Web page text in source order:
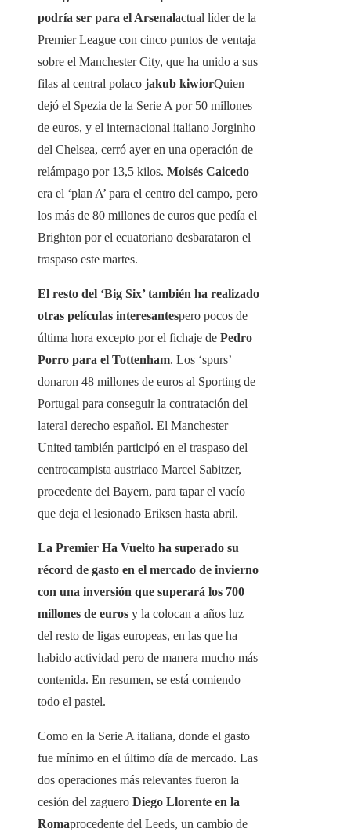
podría ser para el Arsenalactual líder de la
Premier League con cinco puntos de ventaja
sobre el Manchester City, que ha unido a sus
filas al central polaco jakub kiwiorQuien
dejó el Spezia de la Serie A por 50 millones
de euros, y el internacional italiano Jorginho
del Chelsea, cerró ayer en una operación de
relámpago por 13,5 kilos. Moisés Caicedo
era el ‘plan A’ para el centro del campo, pero
los más de 80 millones de euros que pedía el
Brighton por el ecuatoriano desbarataron el
traspaso este martes.
El resto del ‘Big Six’ también ha realizado
otras películas interesantespero pocos de
última hora excepto por el fichaje de Pedro
Porro para el Tottenham. Los ‘spurs’
donaron 48 millones de euros al Sporting de
Portugal para conseguir la contratación del
lateral derecho español. El Manchester
United también participó en el traspaso del
centrocampista austriaco Marcel Sabitzer,
procedente del Bayern, para tapar el vacío
que deja el lesionado Eriksen hasta abril.
La Premier Ha Vuelto ha superado su
récord de gasto en el mercado de invierno
con una inversión que superará los 700
millones de euros y la colocan a años luz
del resto de ligas europeas, en las que ha
habido actividad pero de manera mucho más
contenida. En resumen, se está comiendo
todo el pastel.
Como en la Serie A italiana, donde el gasto
fue mínimo en el último día de mercado. Las
dos operaciones más relevantes fueron la
cesión del zaguero Diego Llorente en la
Romaprocedente del Leeds, un cambio de